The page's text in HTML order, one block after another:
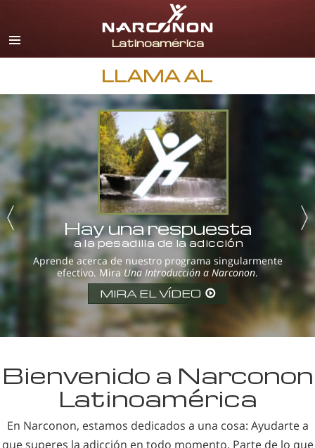
Español
Inglés
Portugués
Italiano
Francés
Holandés
Alemán
Croata
Todas las Regiones/Idiomas
LLAMA AL
Hay una respuesta
a la pesadilla de la adicción
Aprende acerca de nuestro programa singularmente
efectivo. Mira Una Introducción a Narconon.
MIRA EL VÍDEO
Bienvenido a Narconon
Latinoamérica
En Narconon, estamos dedicados a una cosa: Ayudarte a
que superes la adicción en todo momento. Parte de lo que